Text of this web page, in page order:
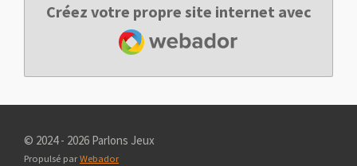
Créez votre propre site internet avec
Webador
© 2024 - 2026 Parlons Jeux
Propulsé par Webador